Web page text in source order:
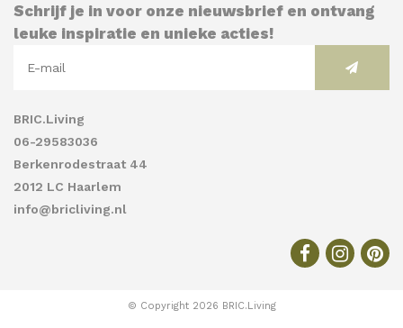
Schrijf je in voor onze nieuwsbrief en ontvang
leuke inspiratie en unieke acties!
BRIC.Living
06-29583036
Berkenrodestraat 44
2012 LC Haarlem
info@bricliving.nl
© Copyright 2026 BRIC.Living